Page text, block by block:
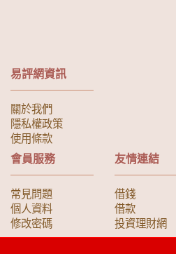
易評網資訊
關於我們
隱私權政策
使用條款
會員服務
常見問題
個人資料
修改密碼
友情連結
借錢
借款
投資理財網